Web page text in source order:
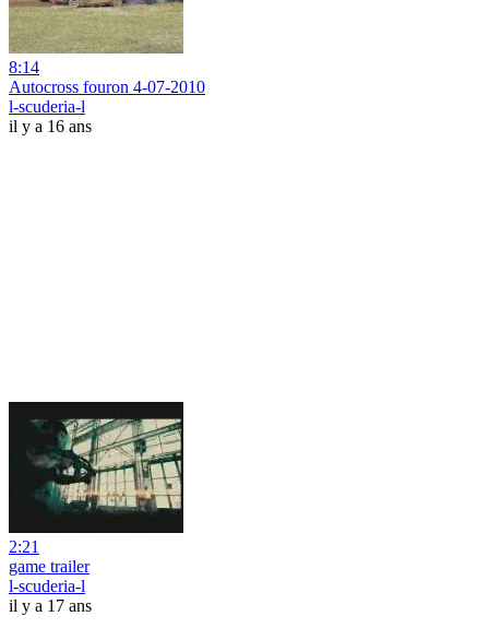
8:14
Autocross fouron 4-07-2010
l-scuderia-l
il y a 16 ans
2:21
game trailer
l-scuderia-l
il y a 17 ans